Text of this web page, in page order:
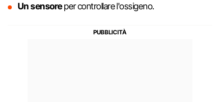
Un sensoreper controllare l'ossigeno.